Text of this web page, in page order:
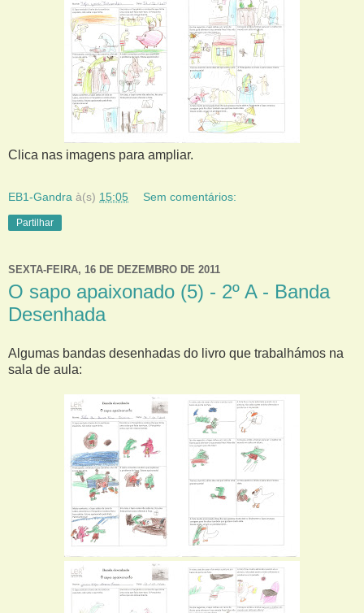
Clica nas imagens para ampliar.
EB1-Gandra à(s) 15:05 Sem comentários:
Partilhar
SEXTA-FEIRA, 16 DE DEZEMBRO DE 2011
O sapo apaixonado (5) - 2º A - Banda
Desenhada
Algumas bandas desenhadas do livro que trabalhámos na
sala de aula: